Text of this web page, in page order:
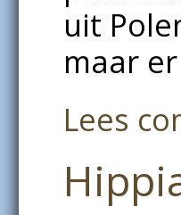
uit
maar
Lees